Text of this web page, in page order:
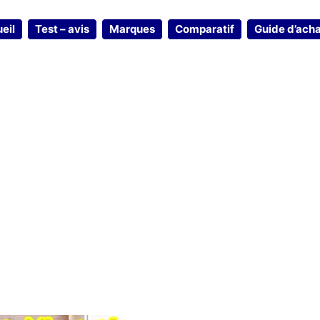
Test – avis Marques Comparatif Guide